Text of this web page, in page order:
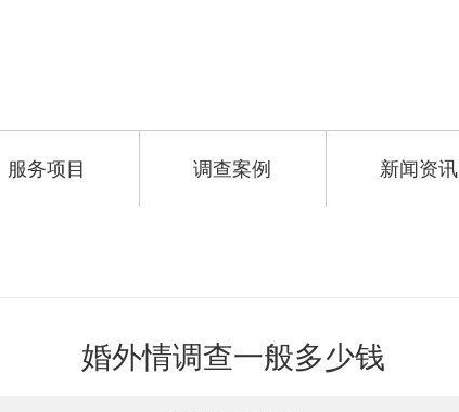
服务项目 调查案例 新闻资讯
婚外情调查一般多少钱